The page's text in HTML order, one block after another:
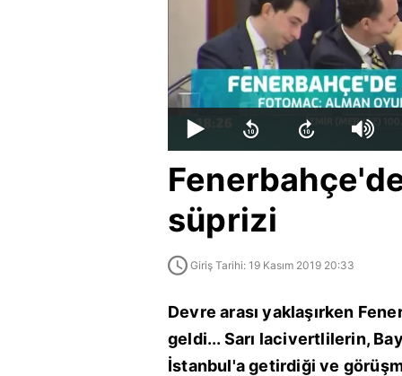
süprizi
Giriş Tarihi: 19 Kasım 2019 20:33
Devre arası yaklaşırken
geldi... Sarı lacivertlilerin,
İstanbul'a getirdiği ve